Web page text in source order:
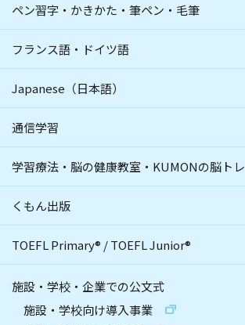
ペン習字・かきかた・筆ペン・毛筆
フランス語・ドイツ語
Japanese（日本語）
通信学習
学習療法・脳の健康教室・KUMONの脳トレ
くもん出版
TOEFL Primary® /TOEFL Junior®
施設・学校・企業での公文式
施設・学校向け導入事業